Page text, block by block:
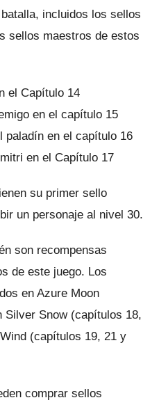
incluidos los sellos
sellos maestros de estos
el Capítulo 14
en el capítulo 15
paladín en el capítulo 16
en el Capítulo 17
su primer sello
un personaje al nivel 30.
son recompensas
de este juego. Los
en Azure Moon
Snow (capítulos 18,
(capítulos 19, 21 y
comprar sellos